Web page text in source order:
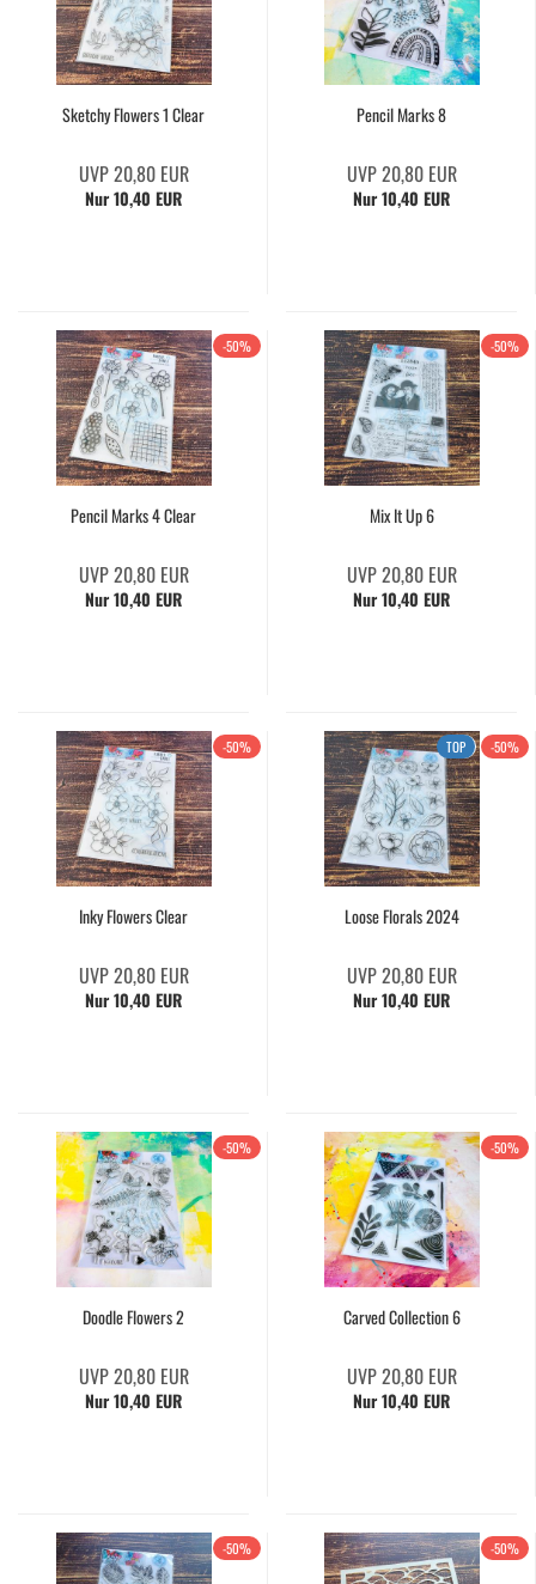
Sketchy Flowers 1 Clear
UVP 20,80 EUR
Nur 10,40 EUR
Pencil Marks 8
UVP 20,80 EUR
Nur 10,40 EUR
-50%
Pencil Marks 4 Clear
UVP 20,80 EUR
Nur 10,40 EUR
-50%
Mix It Up 6
UVP 20,80 EUR
Nur 10,40 EUR
-50%
Inky Flowers Clear
UVP 20,80 EUR
Nur 10,40 EUR
TOP -50%
Loose Florals 2024
UVP 20,80 EUR
Nur 10,40 EUR
-50%
Doodle Flowers 2
UVP 20,80 EUR
Nur 10,40 EUR
-50%
Carved Collection 6
UVP 20,80 EUR
Nur 10,40 EUR
-50% -50%